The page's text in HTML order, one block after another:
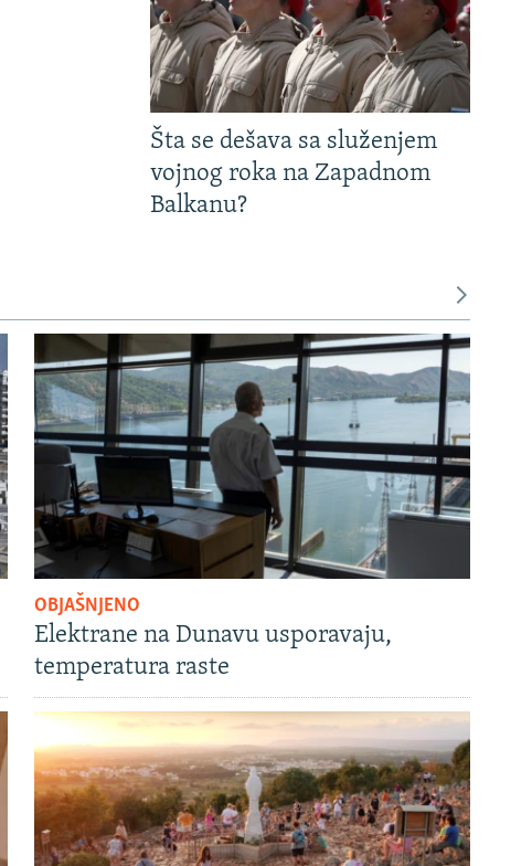
Šta se dešava sa služenjem
vojnog roka na Zapadnom
Balkanu?
OBJAŠNJENO
Elektrane na Dunavu usporavaju,
temperatura raste